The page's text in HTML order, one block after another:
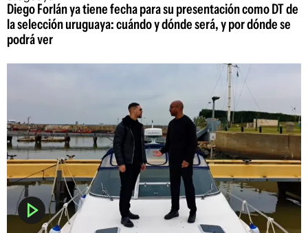
Diego Forlán ya tiene fecha para su presentación como DT de
la selección uruguaya: cuándo y dónde será, y por dónde se
podrá ver